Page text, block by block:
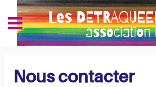
au
contenu
Main
Menu
Les
Nous contacter